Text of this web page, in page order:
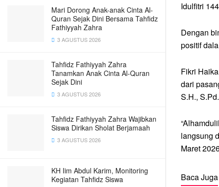
Mari Dorong Anak-anak Cinta Al-
Quran Sejak Dini Bersama Tahfidz
Fathiyyah Zahra
3 AGUSTUS 2026
Tahfidz Fathiyyah Zahra
Tanamkan Anak Cinta Al-Quran
Sejak Dini
3 AGUSTUS 2026
Tahfidz Fathiyyah Zahra Wajibkan
Siswa Dirikan Sholat Berjamaah
3 AGUSTUS 2026
KH Iim Abdul Karim, Monitoring
Kegiatan Tahfidz Siswa
Idulfitri
Dengan
positif
Fikri
dari
S.H.,
langsung
Maret
Baca Juga